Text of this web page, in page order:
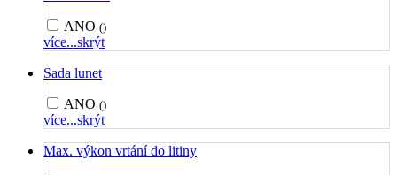
ANO ()
více...skrýt
Sada lunet
ANO ()
více...skrýt
Max. výkon vrtání do litiny